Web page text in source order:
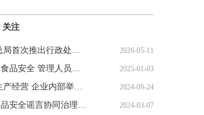
关注
罚款多少，一算便知！ 市场监管总局首次推出行政处罚自算器 2026-05-11
市场监管总局办公厅关于发布企业食品安全 管理人员基础读本和 2025-01-03
市场监管总局 财政部关于对食品生产经营 企业内部举报人举 2024-09-24
全国政协委员孙宝国：探索建立食品安全谣言协同治理体系 2024-03-07